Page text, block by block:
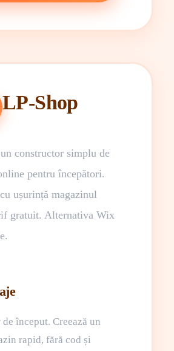
LP-Shop
constructor simplu de
pentru începători.
ușurință magazinul
gratuit. Alternativa Wix
de început. Creează un
rapid, fără cod și